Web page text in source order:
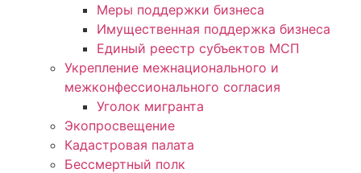
Меры поддержки бизнеса
Имущественная поддержка бизнеса
Единый реестр субъектов МСП
Укрепление межнационального и
межконфессионального согласия
Уголок мигранта
Экопросвещение
Кадастровая палата
Бессмертный полк